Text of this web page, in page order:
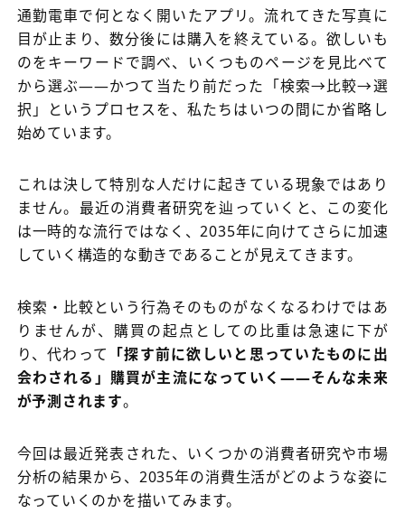
通勤電車で何となく開いたアプリ。流れてきた写真に
目が止まり、数分後には購入を終えている。欲しいも
のをキーワードで調べ、いくつものページを見比べて
から選ぶ――かつて当たり前だった「検索→比較→選
択」というプロセスを、私たちはいつの間にか省略し
始めています。
これは決して特別な人だけに起きている現象ではあり
ません。最近の消費者研究を辿っていくと、この変化
は一時的な流行ではなく、2035年に向けてさらに加速
していく構造的な動きであることが見えてきます。
検索・比較という行為そのものがなくなるわけではあ
りませんが、購買の起点としての比重は急速に下が
り、代わって 「探す前に欲しいと思っていたものに出
会わされる」購買が主流になっていく――そんな未来
が予測されます。
今回は最近発表された、いくつかの消費者研究や市場
分析の結果から、2035年の消費生活がどのような姿に
なっていくのかを描いてみます。